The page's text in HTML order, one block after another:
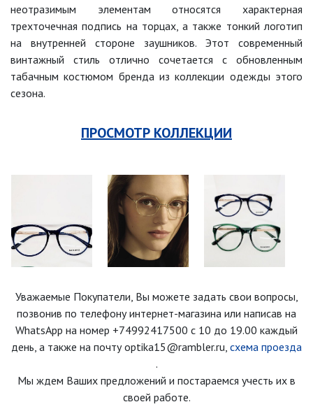
неотразимым элементам относятся характерная
трехточечная подпись на торцах, а также тонкий логотип
на внутренней стороне заушников. Этот современный
винтажный стиль отлично сочетается с обновленным
табачным костюмом бренда из коллекции одежды этого
сезона.
ПРОСМОТР КОЛЛЕКЦИИ
Уважаемые Покупатели, Вы можете задать свои вопросы,
позвонив по телефону интернет-магазина или написав на
WhatsApp на номер +74992417500 с 10 до 19.00 каждый
день, а также на почту optika15@rambler.ru, схема проезда
.
Мы ждем Ваших предложений и постараемся учесть их в
своей работе.